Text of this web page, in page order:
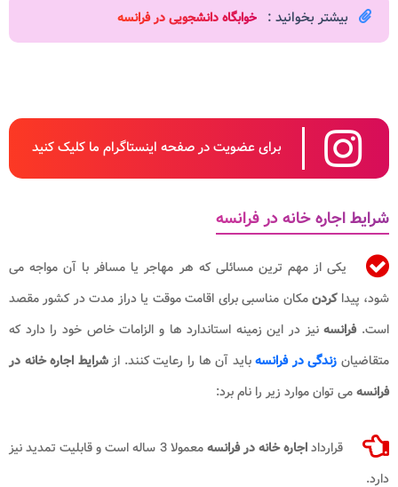
بیشتر بخوانید : خوابگاه دانشجویی در فرانسه​
برای عضویت در صفحه اینستاگرام ما کلیک کنید
شرایط اجاره خانه در فرانسه
یکی از مهم ترین مسائلی که هر مهاجر یا مسافر با آن مواجه می
شود، پیداکردنمکان مناسبی برای اقامت موقت یا دراز مدت در کشور مقصد
است.فرانسهنیز در این زمینه استاندارد ها و الزامات خاص خود را دارد که
متقاضیان زندگی در فرانسهباید آن ها را رعایت کنند. ازشرایط اجاره خانه در
فرانسهمی توان موارد زیر را نام برد:
قرارداداجاره خانه در فرانسه
معمولا 3 ساله است و قابلیت تمدید نیز
دارد.